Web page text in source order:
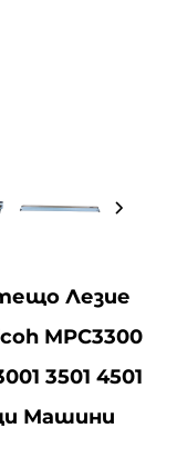
Лезие
MPC3300
3501 4501
Машини